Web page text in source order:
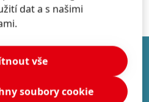
dat a s našimi
vše
soubory cookie